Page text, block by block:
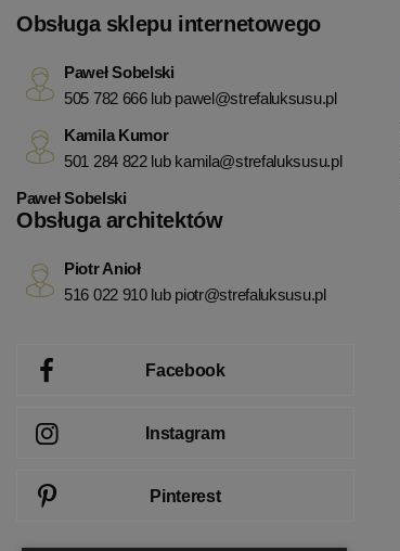
Obsługa sklepu internetowego
Paweł Sobelski
505 782 666 lub pawel@strefaluksusu.pl
Kamila Kumor
501 284 822 lub kamila@strefaluksusu.pl
Paweł Sobelski
Obsługa architektów
Piotr Anioł
516 022 910 lub piotr@strefaluksusu.pl
Facebook
Instagram
Pinterest